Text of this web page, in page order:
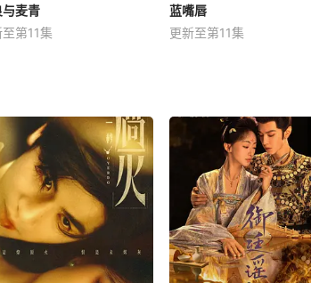
麦青
第11集
蓝嘴唇
更新至第11集